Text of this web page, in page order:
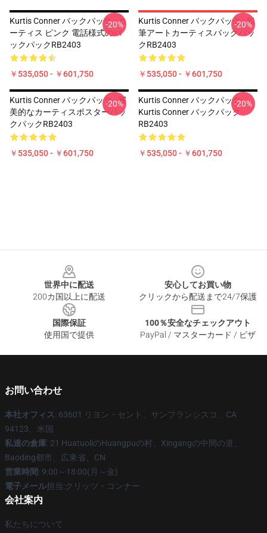
Kurtis Conner バックパック - カ
ーティス ピンク 電話様式のバ
ックパックRB2403
￥535,050 - ￥601,750
-20%
Kurtis Conner バックパック - 鉛
筆アートカーティスバックパッ
クRB2403
￥535,050 - ￥601,750
-20%
Kurtis Conner バックパック - 審
美的なカーティスポスターバッ
クパックRB2403
￥535,050 - ￥601,750
-20%
Kurtis Conner バックパック -
Kurtis Conner バックパック
RB2403
￥535,050 - ￥601,750
-20%
世界中に配送
200カ国以上に配送
安心してお買い物
クリックから配送まで24/7保護
国際保証
使用国で提供
100％安全なチェックアウト
PayPal / マスターカード / ビザ
お問い合わせ
本社オフィス: 63601 リヨン・セント、サンフランシスコ、CA
94123、米国
私達の倉庫: 21 HuatuoliのHuangpuの村、Xingangの中間の道、
Baoding都市、広東省、CN
営業時間: 9:00～18:00(月～金)
電子メール担当:クリッツ・コンナー
会社案内
私たちについて